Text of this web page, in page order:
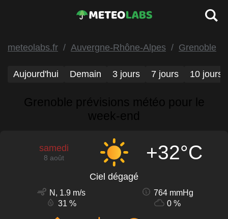
meteolabs.fr Auvergne-Rhône-Alpes Grenoble
Aujourd'hui Demain 3 jours 7 jours 10 jours
Grenoble prévisions météo pour le
week-end
samedi
8 août +32°C
Ciel dégagé
N, 1.9 m/s
764 mmHg
31 %
0 %